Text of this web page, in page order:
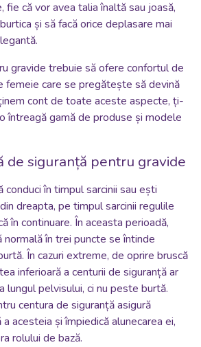
fie că vor avea talia înaltă sau joasă,
și să facă orice deplasare mai
gravide trebuie să ofere confortul de
femeie care se pregătește să devină
cont de toate aceste aspecte, ți-
întreagă gamă de produse și modele
de siguranță pentru gravide
conduci în timpul sarcinii sau ești
dreapta, pe timpul sarcinii regulile
în continuare. În aceasta perioadă,
normală în trei puncte se întinde
În cazuri extreme, de oprire bruscă
inferioară a centurii de siguranță ar
lungul pelvisului, ci nu peste burtă.
centura de siguranță asigură
acesteia și împiedică alunecarea ei,
rolului de bază.